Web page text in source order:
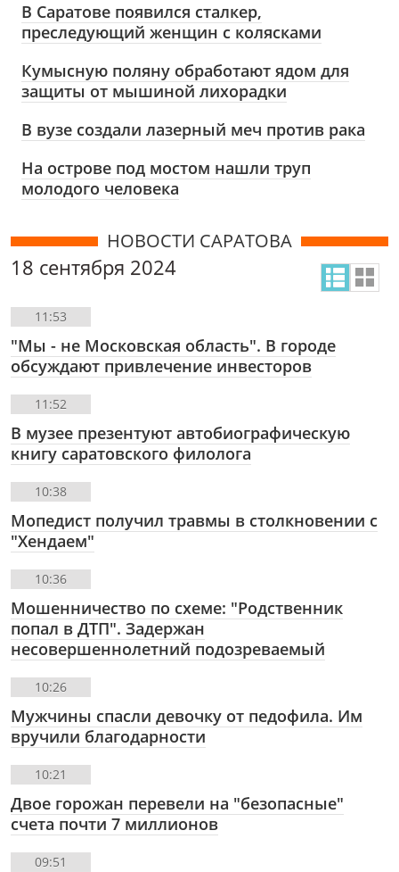
В Саратове появился сталкер,
преследующий женщин с колясками
Кумысную поляну обработают ядом для
защиты от мышиной лихорадки
В вузе создали лазерный меч против рака
На острове под мостом нашли труп
молодого человека
НОВОСТИ САРАТОВА
18 сентября 2024
11:53
"Мы - не Московская область". В городе
обсуждают привлечение инвесторов
11:52
В музее презентуют автобиографическую
книгу саратовского филолога
10:38
Мопедист получил травмы в столкновении с
"Хендаем"
10:36
Мошенничество по схеме: "Родственник
попал в ДТП". Задержан
несовершеннолетний подозреваемый
10:26
Мужчины спасли девочку от педофила. Им
вручили благодарности
10:21
Двое горожан перевели на "безопасные"
счета почти 7 миллионов
09:51